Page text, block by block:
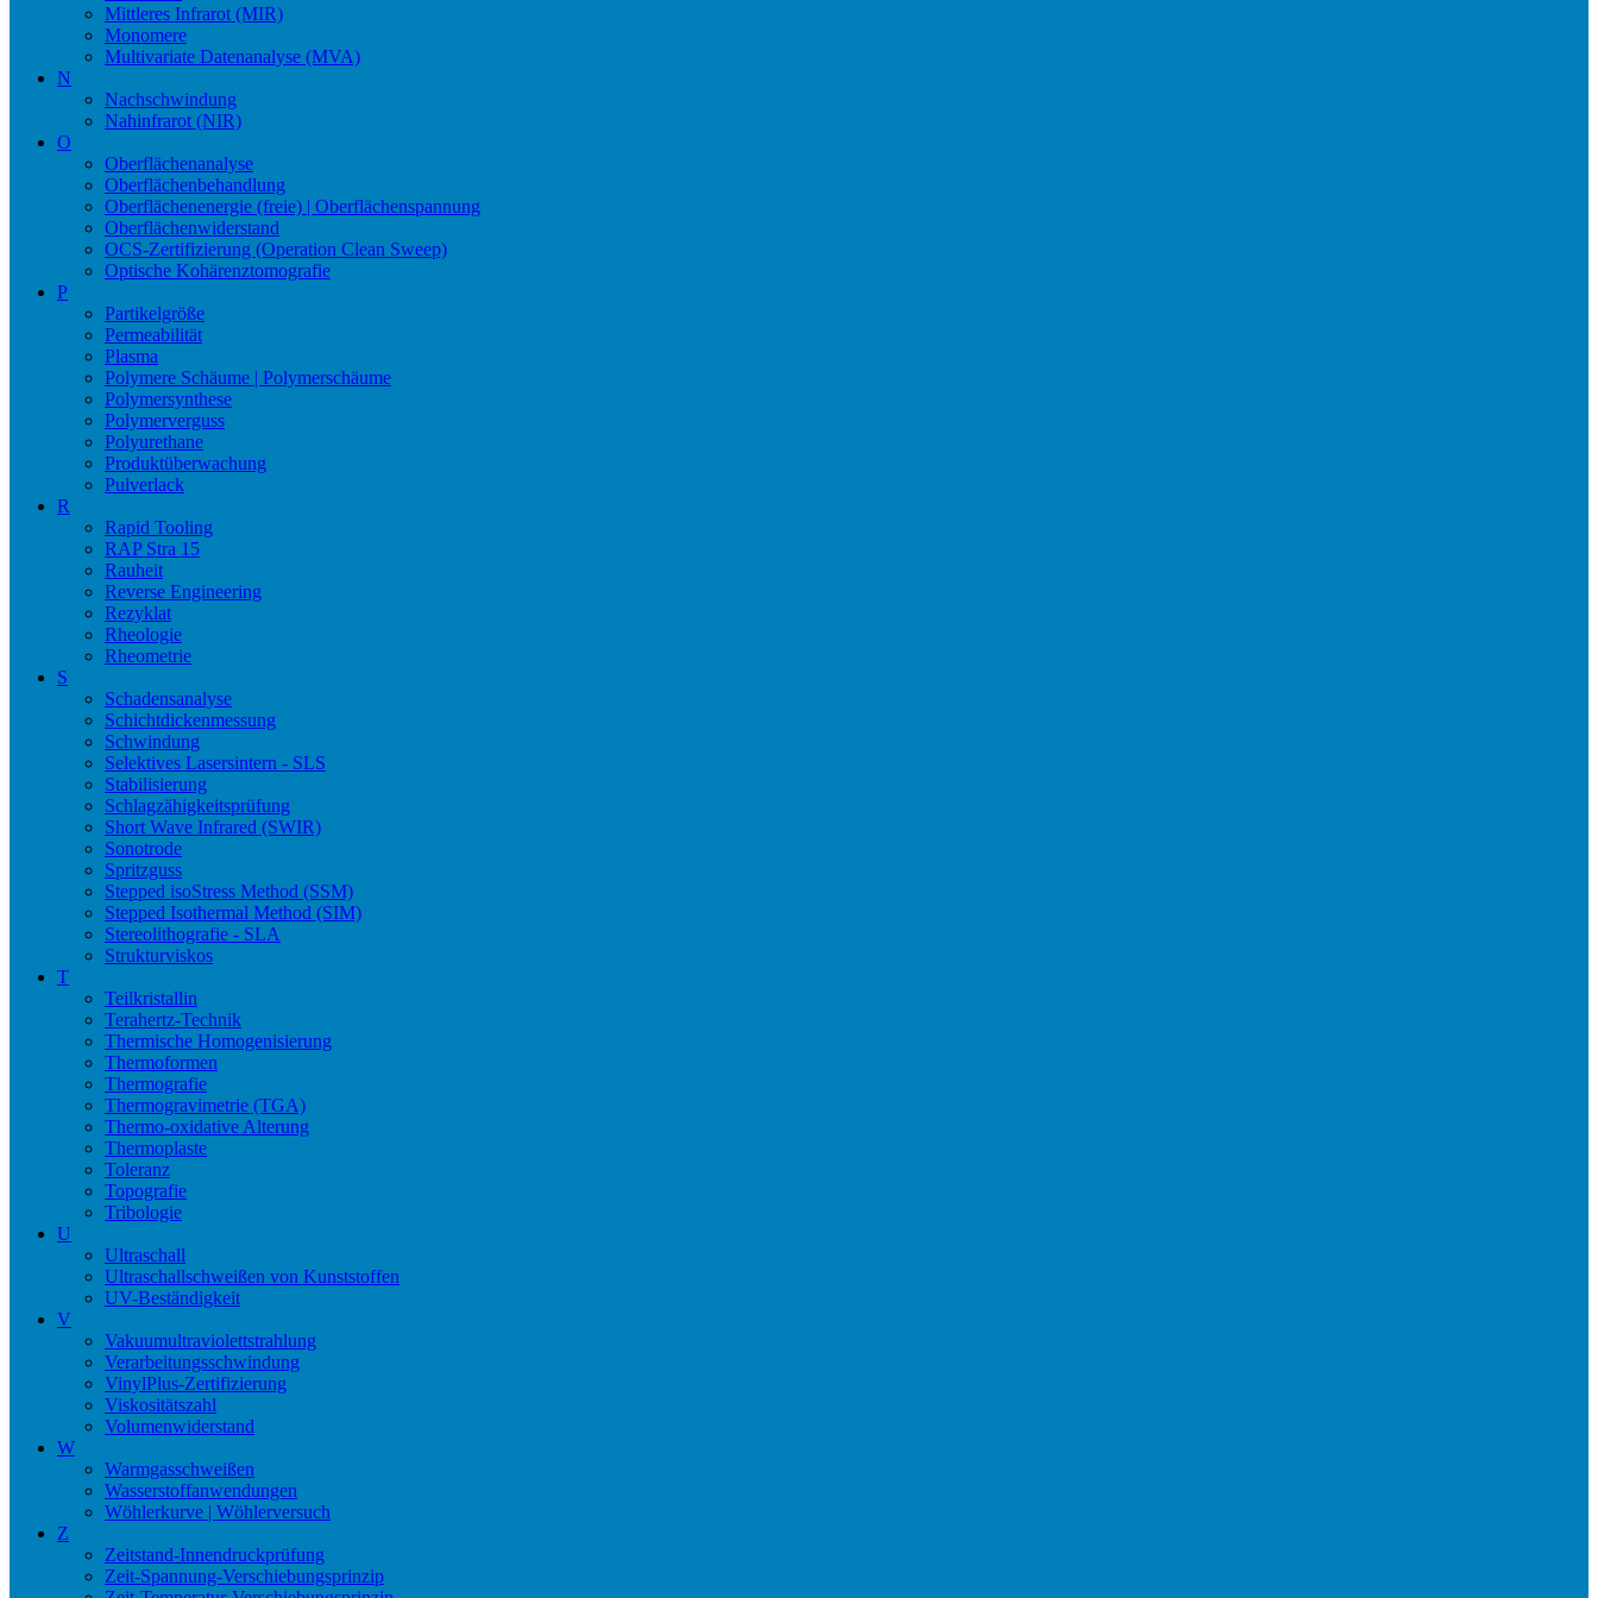
Mittleres Infrarot (MIR)
Monomere
Multivariate Datenanalyse (MVA)
N
Nachschwindung
Nahinfrarot (NIR)
O
Oberflächenanalyse
Oberflächenbehandlung
Oberflächenenergie (freie) | Oberflächenspannung
Oberflächenwiderstand
OCS-Zertifizierung (Operation Clean Sweep)
Optische Kohärenztomografie
P
Partikelgröße
Permeabilität
Plasma
Polymere Schäume | Polymerschäume
Polymersynthese
Polymerverguss
Polyurethane
Produktüberwachung
Pulverlack
R
Rapid Tooling
RAP Stra 15
Rauheit
Reverse Engineering
Rezyklat
Rheologie
Rheometrie
S
Schadensanalyse
Schichtdickenmessung
Schwindung
Selektives Lasersintern - SLS
Stabilisierung
Schlagzähigkeitsprüfung
Short Wave Infrared (SWIR)
Sonotrode
Spritzguss
Stepped isoStress Method (SSM)
Stepped Isothermal Method (SIM)
Stereolithografie - SLA
Strukturviskos
T
Teilkristallin
Terahertz-Technik
Thermische Homogenisierung
Thermoformen
Thermografie
Thermogravimetrie (TGA)
Thermo-oxidative Alterung
Thermoplaste
Toleranz
Topografie
Tribologie
U
Ultraschall
Ultraschallschweißen von Kunststoffen
UV-Beständigkeit
V
Vakuumultraviolettstrahlung
Verarbeitungsschwindung
VinylPlus-Zertifizierung
Viskositätszahl
Volumenwiderstand
W
Warmgasschweißen
Wasserstoffanwendungen
Wöhlerkurve | Wöhlerversuch
Z
Zeitstand-Innendruckprüfung
Zeit-Spannung-Verschiebungsprinzip